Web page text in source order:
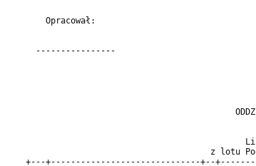
Opracował:
----------------